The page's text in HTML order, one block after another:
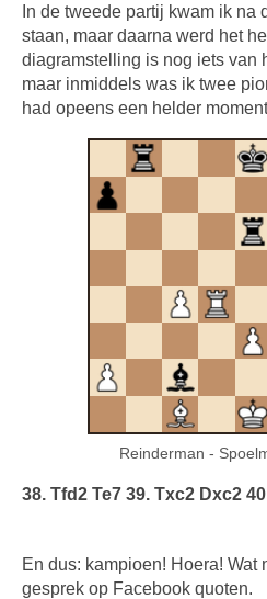
In de tweede partij kwam ik na
staan, maar daarna werd het
diagramstelling is nog iets van
maar inmiddels was ik twee
had opeens een helder
Reinderman -
38. Tfd2 Te7 39. Txc2 Dxc2
En dus: kampioen! Hoera! Wat
gesprek op Facebook quoten.